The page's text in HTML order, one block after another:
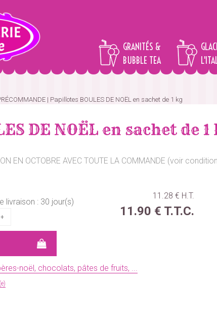
GRANITÉS &
BUBBLE TEA
| Papillotes BOULES DE NOËL en sachet de 1 kg
DE NOËL en sachet de 1
OCTOBRE AVEC TOUTE LA COMMANDE (voir
11 .28 € H.T.
11.90 € T.T.C.
livraison : 30 jour(s)
noël, chocolats, pâtes de fruits, ...